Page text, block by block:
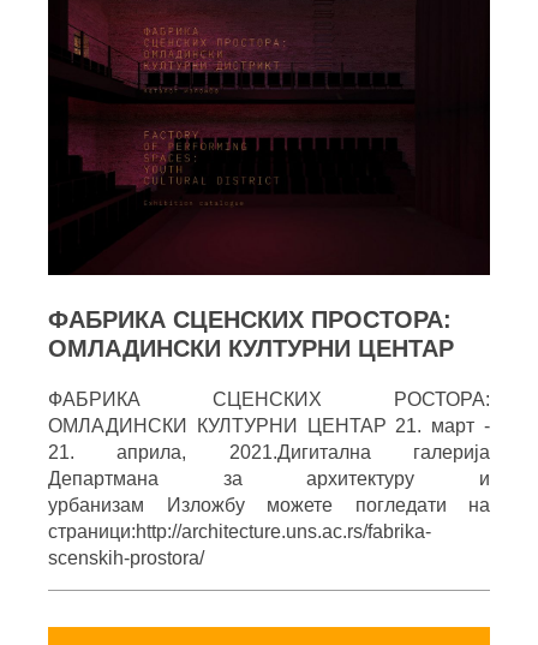
ФАБРИКА СЦЕНСКИХ ПРОСТОРА:
ОМЛАДИНСКИ КУЛТУРНИ ЦЕНТАР
ФАБРИКА СЦЕНСКИХ РОСТОРА:
ОМЛАДИНСКИ КУЛТУРНИ ЦЕНТАР 21. март -
21. априла, 2021.Дигитална галерија
Департмана за архитектуру и
урбанизам Изложбу можете погледати на
страници:http://architecture.uns.ac.rs/fabrika-
scenskih-prostora/